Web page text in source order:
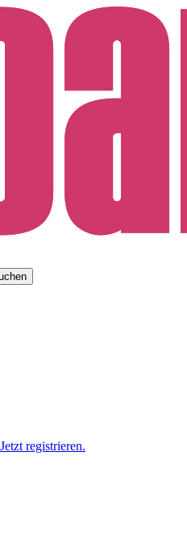
registrieren.